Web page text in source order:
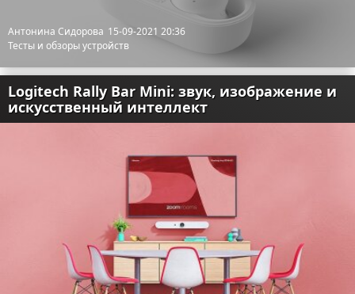
Антонина Сидорова 15-09-2021 20:36
Тесты и обзоры устройств
Logitech Rally Bar Mini: звук, изображение и
искусственный интеллект